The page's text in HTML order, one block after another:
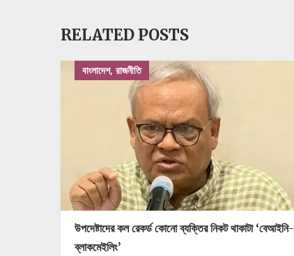
RELATED POSTS
বাংলাদেশ, রাজনীতি
উপদেষ্টাদের কল রেকর্ড কোনো ব্যক্তির নিকট থাকাটা ‘বেআইনি-
ব্লাকমেইলিং’